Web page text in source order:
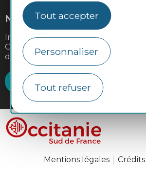
Tout accepter
Personnaliser
Tout refuser
Newsletter
Inscrivez-vous à la lettre
Occitanie pour recevoir nos
de visites et de sorties.
Je m'abonne
Mentions légales